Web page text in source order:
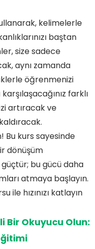
kelimelerle
baştan
size sadece
aynı zamanda
öğrenmenizi
farklı
artıracak ve
Bu kurs sayesinde
dönüşüm
bu gücü daha
atmaya başlayın.
ile hızınızı katlayın
Bir Okuyucu Olun: